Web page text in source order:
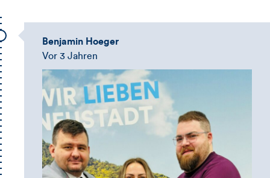
Benjamin Hoeger
Vor 3 Jahren